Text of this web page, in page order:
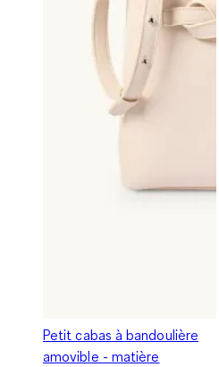
Petit cabas à bandoulière
amovible - matière